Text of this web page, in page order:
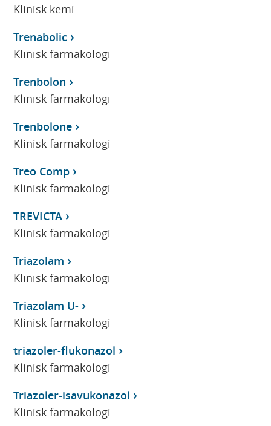
Klinisk kemi
Trenabolic
Klinisk farmakologi
Trenbolon
Klinisk farmakologi
Trenbolone
Klinisk farmakologi
Treo Comp
Klinisk farmakologi
TREVICTA
Klinisk farmakologi
Triazolam
Klinisk farmakologi
Triazolam U-
Klinisk farmakologi
triazoler-flukonazol
Klinisk farmakologi
Triazoler-isavukonazol
Klinisk farmakologi